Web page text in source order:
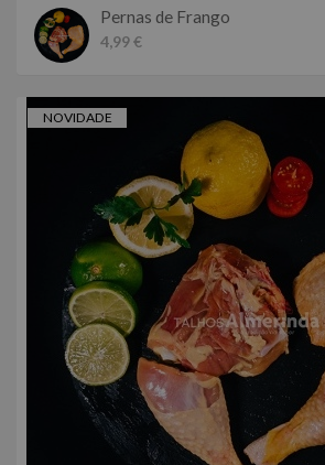
Pernas de Frango
4,99 €
NOVIDADE